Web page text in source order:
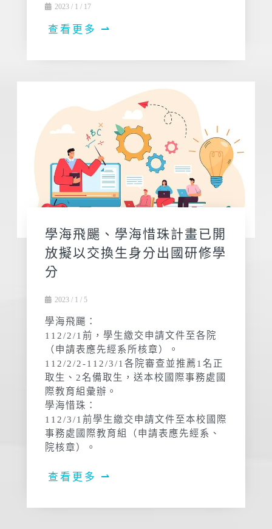
2023 / 1 / 17
查看更多 ⇀
學海飛颺、學海惜珠計畫已開
放擬以交換生身分出國研修學
分
2023 / 1 / 5
學海飛颺：
112/2/1前，學生繳交申請文件至各院
（申請表應先經系所核章）。
112/2/2-112/3/1各院審查並推薦1名正
取生、2名備取生，送本校國際事務處國
際教育組彙辦。
學海惜珠：
112/3/1前學生繳交申請文件至本校國際
事務處國際教育組（申請表應先經系、
院核章）。
查看更多 ⇀